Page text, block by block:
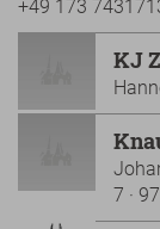
+49 173
KJ
7 ·